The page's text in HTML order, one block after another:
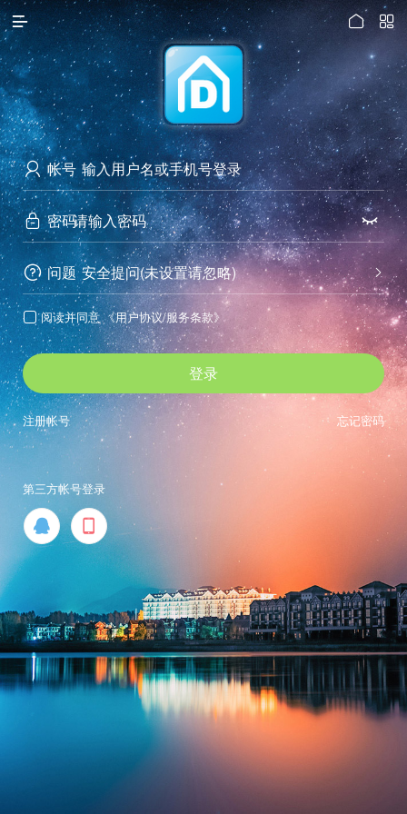

访问电脑版
 

 帐号
 密码 
 问题 
安全提问(未设置请忽略)
 阅读并同意 《用户协议/服务条款》
登录
忘记密码
注册帐号
第三方帐号登录
 